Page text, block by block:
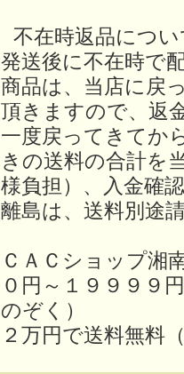
不在時返品につ
発送後に不在時で
商品は、当店に戻
頂きますので、返
一度戻ってきてか
きの送料の合計を
様負担）、入金確
離島は、送料別途
ＣＡＣショップ湘
０円～１９９９９
のぞく）
２万円で送料無料